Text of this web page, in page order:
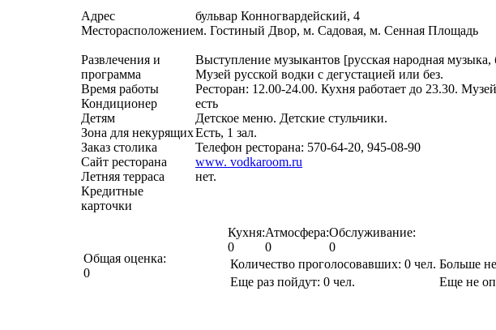
Адрес
бульвар Конногвардейский, 4
Месторасположением. Гостиный Двор, м. Садовая, м. Сенная Площадь
Развлечения и
программа
Выступление музыкантов [русская народная
Музей русской водки с дегустацией или без.
Время работы
Ресторан: 12.00-24.00. Кухня работает до 23.30.
Кондиционер
есть
Детям
Детское меню. Детские стульчики.
Зона для некурящихЕсть, 1 зал.
Заказ столика
Телефон ресторана: 570-64-20, 945-08-90
Сайт ресторана
www. vodkaroom.ru
Летняя терраса
нет.
Кредитные
карточки
Общая оценка:
0
Кухня:
0
Атмосфера:
0
Обслуживание:
0
Количество проголосовавших: 0 чел. Больше
Еще раз пойдут: 0 чел. Еще не